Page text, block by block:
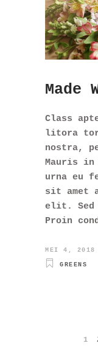
Made
Class
litora
nostra,
Mauris
urna eu
sit amet
elit. Sed
Proin
MEI 4, 2018
GREENS
1